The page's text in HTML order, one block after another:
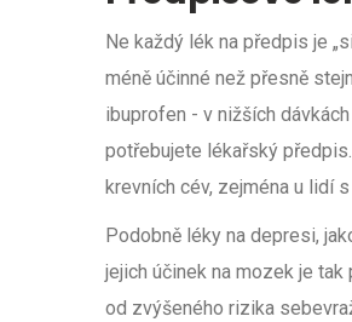
Ne každý lék na předpis je
méně účinné než přesně
ibuprofen - v nižších
potřebujete lékařský
krevních cév, zejména u lidí
Podobně léky na depresi,
jejich účinek na mozek je
od zvýšeného rizika